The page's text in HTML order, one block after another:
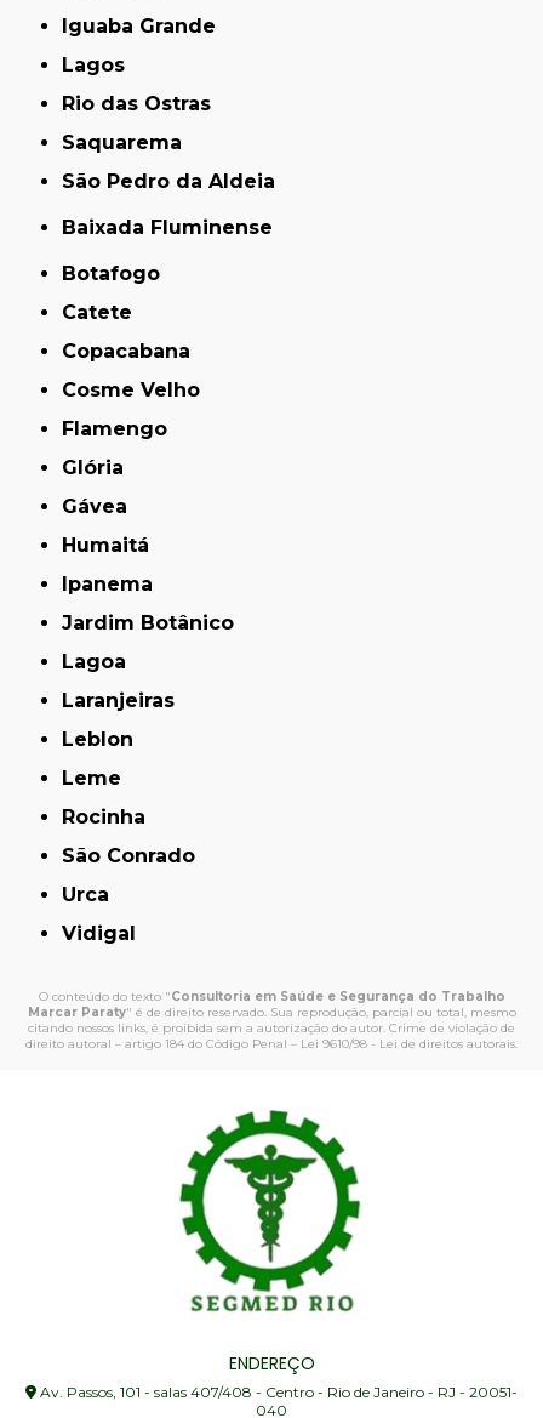
Iguaba Grande
Lagos
Rio das Ostras
Saquarema
São Pedro da Aldeia
Baixada Fluminense
Botafogo
Catete
Copacabana
Cosme Velho
Flamengo
Glória
Gávea
Humaitá
Ipanema
Jardim Botânico
Lagoa
Laranjeiras
Leblon
Leme
Rocinha
São Conrado
Urca
Vidigal
O conteúdo do texto "Consultoria em Saúde e Segurança do Trabalho
Marcar Paraty" é de direito reservado. Sua reprodução, parcial ou total, mesmo
citando nossos links, é proibida sem a autorização do autor. Crime de violação de
direito autoral – artigo 184 do Código Penal – Lei 9610/98 - Lei de direitos autorais.
ENDEREÇO
Av. Passos, 101 - salas 407/408 - Centro - Rio de Janeiro - RJ - 20051-
040